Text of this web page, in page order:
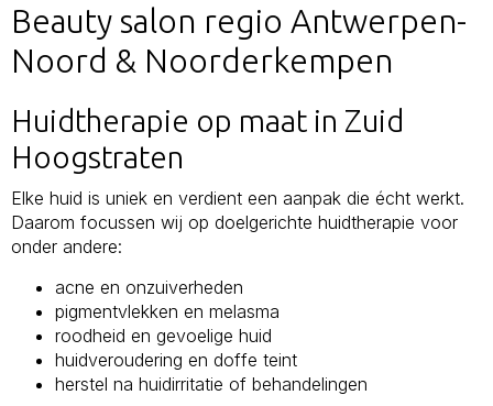
Beauty salon regio Antwerpen-
Noord & Noorderkempen
Huidtherapie op maat in Zuid
Hoogstraten
Elke huid is uniek en verdient een aanpak die écht werkt.
Daarom focussen wij op doelgerichte huidtherapie voor
onder andere:
acne en onzuiverheden
pigmentvlekken en melasma
roodheid en gevoelige huid
huidveroudering en doffe teint
herstel na huidirritatie of behandelingen